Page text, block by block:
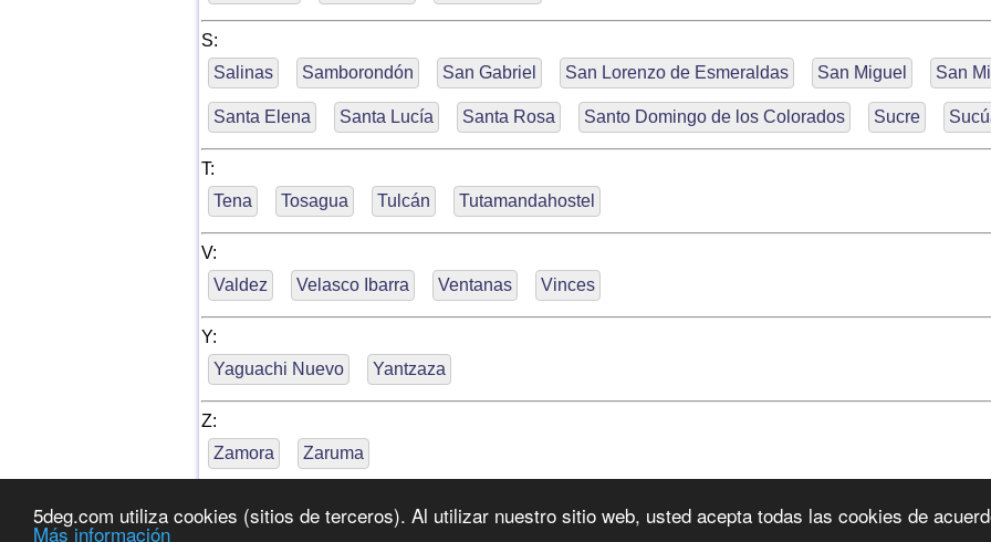
5deg.com utiliza cookies (sitios de terceros). Al utilizar nuestro sitio web, usted acepta todas las cookies de
Más información
S:
Salinas
Samborondón San Gabriel San Lorenzo de Esmeraldas San Miguel San
Santa Elena Santa Lucía Santa Rosa Santo Domingo de los Colorados Sucre
T:
Tena
Tosagua Tulcán Tutamandahostel
V:
Valdez
Velasco Ibarra Ventanas Vinces
Y:
Yaguachi Nuevo
Yantzaza
Z:
Zamora
Zaruma